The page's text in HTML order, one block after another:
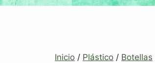
Inicio / Plástico / Botellas